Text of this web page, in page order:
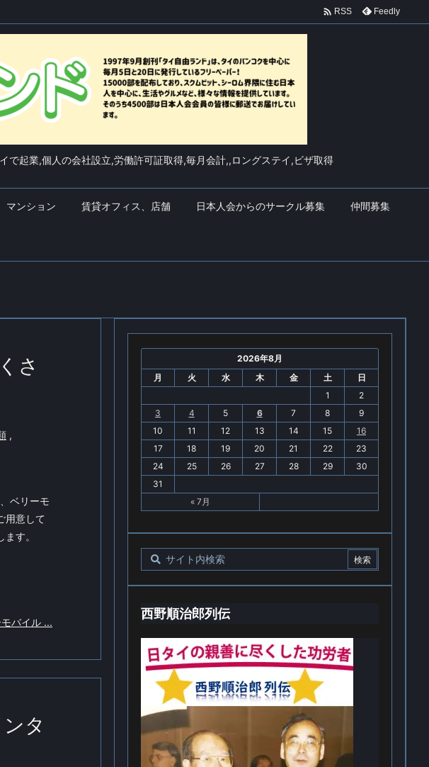
で起業,個人の会社設立,労働許可証取得,毎月会計,,ロングステイ,ビザ取得
マンション 賃貸オフィス、店舗 日本人会からのサークル募集 仲間募集
 RSS Feedly
さ
,
ベリーモ
用意して
す。
バイル ...
タ
2026年8月
月
火 水 木 金 土
日
1
2
3
4 5 6 7 8
9
10
11 12 13 14 15
16
17
18 19 20 21 22
23
24
25 26 27 28 29
30
31
« 7月
西野順治郎列伝